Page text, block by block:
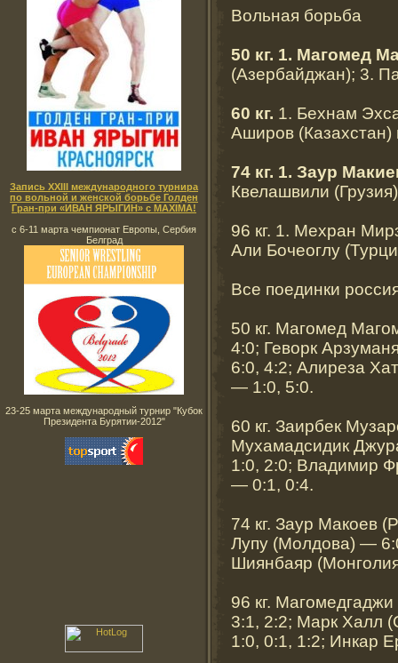
Запись XXIII международного турнира
по вольной и женской борьбе Голден
Гран-при «ИВАН ЯРЫГИН» с MAXIMA!
с 6-11 марта чемпионат Европы, Сербия
Белград
23-25 марта международный турнир "Кубок
Президента Бурятии-2012"
Вольная борьба
50 кг. 1. Магомед
(Азербайджан); 3.
60 кг. 1. Бехнам
Аширов
74 кг. 1. Заур
Квелашвили
96 кг. 1. Мехран
Али Бочеоглу
Все поединки
50 кг. Магомед
4:0; Геворк
6:0, 4:2; Алиреза
— 1:0, 5:0.
60 кг. Заирбек
Мухамадсидик
1:0, 2:0; Владимир
— 0:1, 0:4.
74 кг. Заур Макоев
Лупу (Молдова) —
Шиянбаяр
96 кг.
3:1, 2:2; Марк Халл
1:0, 0:1, 1:2; Инкар